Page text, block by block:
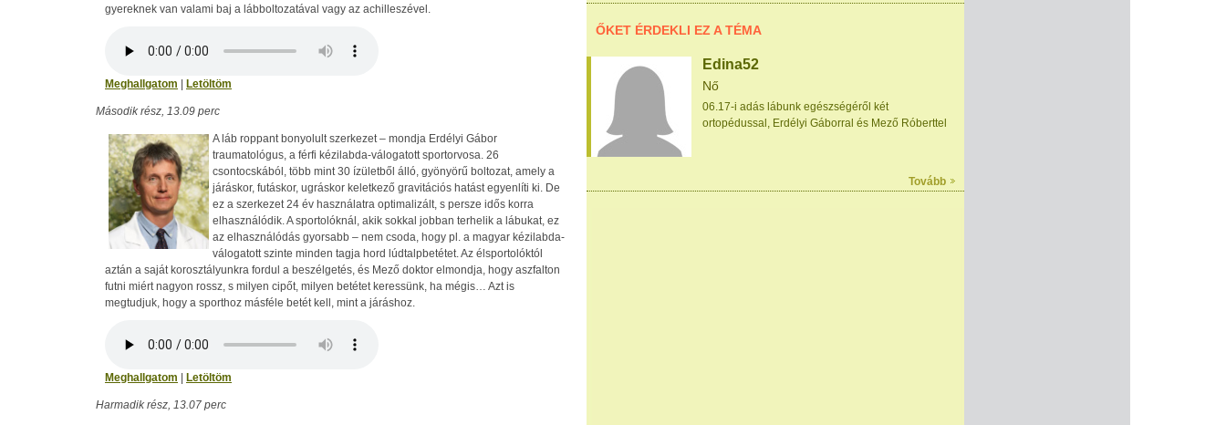
gyereknek van valami baj a lábboltozatával vagy az achilleszével.
Meghallgatom Letöltöm
Második rész, 13.09 perc
A láb roppant bonyolult szerkezet – mondja Erdélyi Gábor
traumatológus, a férfi kézilabda-válogatott sportorvosa. 26
csontocskából, több mint 30 ízületből álló, gyönyörű boltozat, amely a
járáskor, futáskor, ugráskor keletkező gravitációs hatást egyenlíti ki. De
ez a szerkezet 24 év használatra optimalizált, s persze idős korra
elhasználódik. A sportolóknál, akik sokkal jobban terhelik a lábukat, ez
az elhasználódás gyorsabb – nem csoda, hogy pl. a magyar kézilabda-
válogatott szinte minden tagja hord lúdtalpbetétet. Az élsportolóktól
aztán a saját korosztályunkra fordul a beszélgetés, és Mező doktor elmondja, hogy aszfalton
futni miért nagyon rossz, s milyen cipőt, milyen betétet keressünk, ha mégis… Azt is
megtudjuk, hogy a sporthoz másféle betét kell, mint a járáshoz.
Meghallgatom Letöltöm
Harmadik rész, 13.07 perc
ŐKET ÉRDEKLI EZ A TÉMA
Edina52
Nő
06.17-i adás lábunk egészségéről két
ortopédussal, Erdélyi Gáborral és Mező Róberttel
Tovább